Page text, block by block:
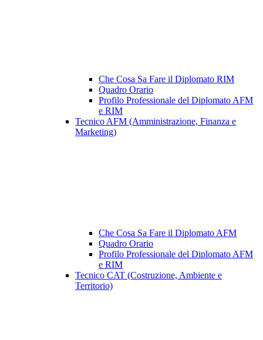
Che Cosa Sa Fare il Diplomato RIM
Quadro Orario
Profilo Professionale del Diplomato AFM
e RIM
Tecnico AFM (Amministrazione, Finanza e
Marketing)
Che Cosa Sa Fare il Diplomato AFM
Quadro Orario
Profilo Professionale del Diplomato AFM
e RIM
Tecnico CAT (Costruzione, Ambiente e
Territorio)